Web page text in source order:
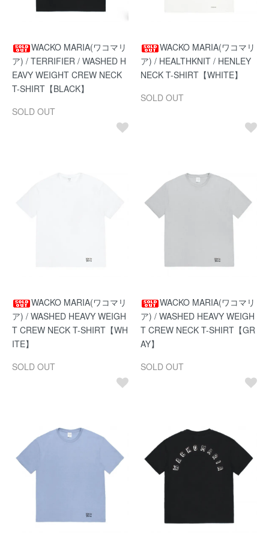
WACKO MARIA(ワコマリ
ア) / TERRIFIER / WASHED H
EAVY WEIGHT CREW NECK
T-SHIRT【BLACK】
SOLD OUT
WACKO MARIA(ワコマリ
ア) / HEALTHKNIT / HENLEY
NECK T-SHIRT【WHITE】
SOLD OUT
WACKO MARIA(ワコマリ
ア) / WASHED HEAVY WEIGH
T CREW NECK T-SHIRT【WH
ITE】
SOLD OUT
WACKO MARIA(ワコマリ
ア) / WASHED HEAVY WEIGH
T CREW NECK T-SHIRT【GR
AY】
SOLD OUT